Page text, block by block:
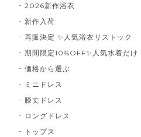
2026新作浴衣
新作入荷
再販決定 ✨人気浴衣リストック
期間限定10%OFF✨人気水着だけ
価格から選ぶ
ミニドレス
膝丈ドレス
ロングドレス
トップス